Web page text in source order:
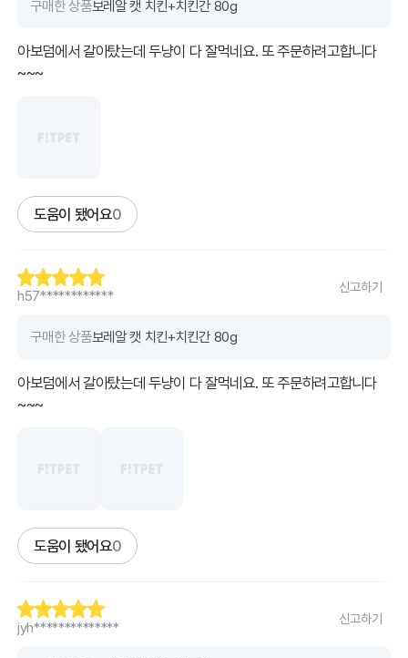
구매한 상품보레알 캣 치킨+치킨간 80g
아보덤에서 갈아탔는데 두냥이 다 잘먹네요. 또 주문하려고합니다
~~~
도움이 됐어요0
h57************
신고하기
구매한 상품보레알 캣 치킨+치킨간 80g
아보덤에서 갈아탔는데 두냥이 다 잘먹네요. 또 주문하려고합니다
~~~
도움이 됐어요0
jyh**************
신고하기